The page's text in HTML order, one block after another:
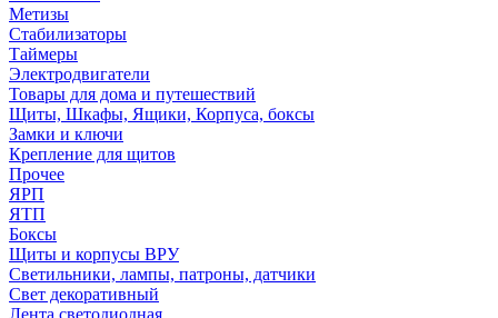
Метизы
Стабилизаторы
Таймеры
Электродвигатели
Товары для дома и путешествий
Щиты, Шкафы, Ящики, Корпуса, боксы
Замки и ключи
Крепление для щитов
Прочее
ЯРП
ЯТП
Боксы
Щиты и корпусы ВРУ
Светильники, лампы, патроны, датчики
Свет декоративный
Лента светодиодная